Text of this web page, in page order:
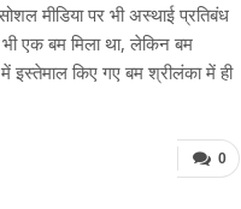
मीडिया पर भी अस्थाई प्रतिबंध
एक बम मिला था,लेकिन बम
इस्तेमाल किए गए बम श्रीलंका में ही
0